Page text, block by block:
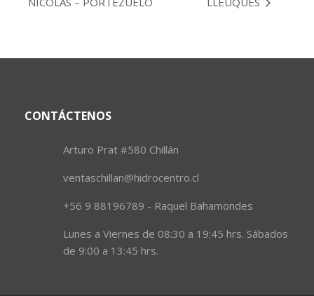
CONTÁCTENOS
Arturo Prat #580 Chillán
ventaschillan@hidrocentro.cl
+56 9 88196789 - Raquel Bahamondes
Lunes a Viernes de 08:30 a 19:45 hrs. Sábados
de 9:00 a 13:45 hrs.